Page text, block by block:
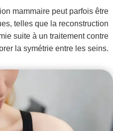
mammaire peut parfois être
telles que la reconstruction
suite à un traitement contre
la symétrie entre les seins.